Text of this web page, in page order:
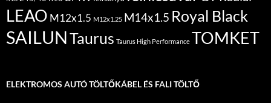
LEAO M12x1.5 M12x1.25 M14x1.5 Royal Black
SAILUNTaurus Taurus High Performance TOMKET
ELEKTROMOS AUTÓ TÖLTŐKÁBEL ÉS FALI TÖLTŐ